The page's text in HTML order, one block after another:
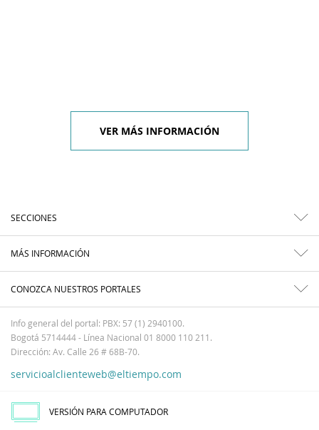
VER MÁS INFORMACIÓN
SECCIONES
MÁS INFORMACIÓN
CONOZCA NUESTROS PORTALES
Info general del portal: PBX: 57 (1) 2940100.
Bogotá 5714444 - Línea Nacional 01 8000 110 211.
Dirección: Av. Calle 26 # 68B-70.
servicioalclienteweb@eltiempo.com
VERSIÓN PARA COMPUTADOR